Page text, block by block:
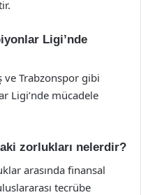
Ligi’nde
ve Trabzonspor gibi
Ligi’nde mücadele
zorlukları nelerdir?
arasında finansal
tecrübe